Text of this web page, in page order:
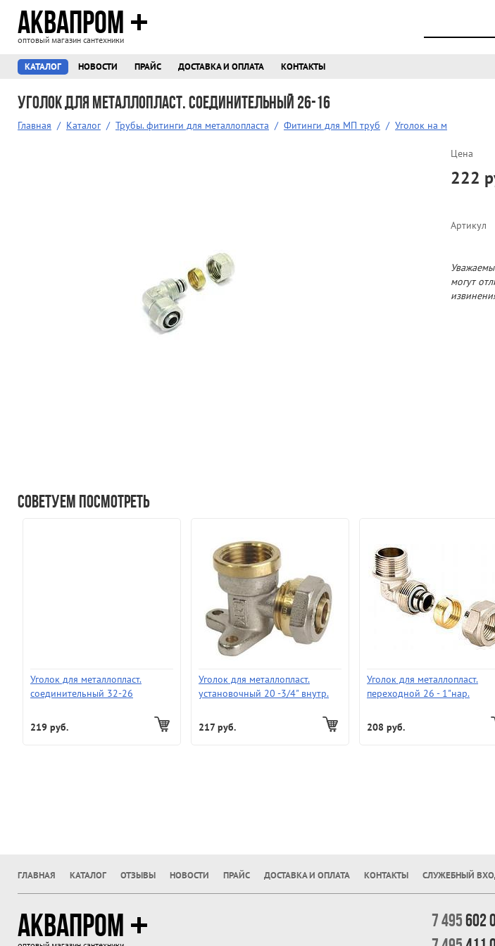
АКВАПРОМ
оптовый магазин сантехники
КАТАЛОГ НОВОСТИ ПРАЙС ДОСТАВКА И ОПЛАТА КОНТАКТЫ
Уголок для металлопласт. соединительный 26-16
Главная / Каталог / Трубы. фитинги для металлопласта / Фитинги для МП труб / Уголок на м
Цена
222
Артикул
могут
Советуем посмотреть
Уголок для металлопласт.
соединительный 32-26
219 руб.
Уголок для металлопласт.
установочный 20 -3/4" внутр.
217 руб.
Уголок для металлопласт.
переходной 26 - 1"нар.
208 руб.
ГЛАВНАЯ КАТАЛОГ ОТЗЫВЫ НОВОСТИ ПРАЙС ДОСТАВКА И ОПЛАТА КОНТАКТЫ СЛУЖЕБНЫЙ
АКВАПРОМ 7 495602